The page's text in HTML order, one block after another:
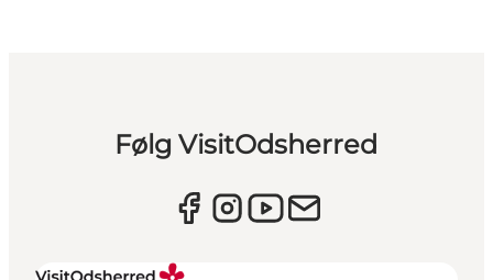
Følg VisitOdsherred